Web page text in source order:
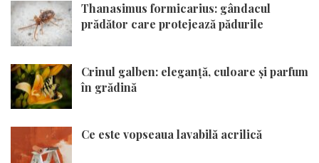
Thanasimus formicarius: gândacul
prădător care protejează pădurile
Crinul galben: eleganță, culoare și parfum
în grădină
Ce este vopseaua lavabilă acrilică